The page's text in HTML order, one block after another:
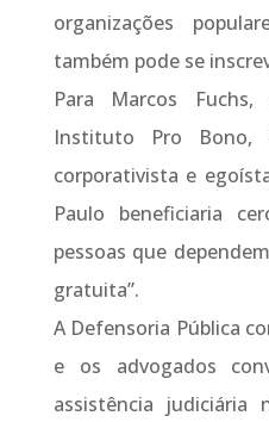
organizações
também pode se
Para Marcos
Instituto Pro Bono,
corporativista e
Paulo beneficiaria
pessoas que
gratuita”.
A Defensoria Pública
e os advogados
assistência judiciária